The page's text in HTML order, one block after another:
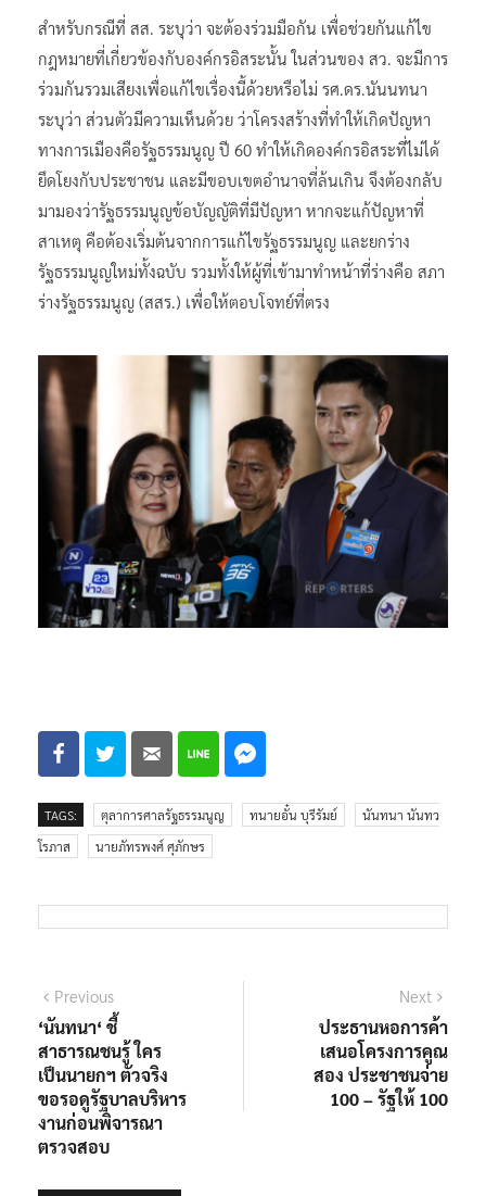
สำหรับกรณีที่ สส. ระบุว่า จะต้องร่วมมือกัน เพื่อช่วยกันแก้ไข
กฎหมายที่เกี่ยวข้องกับองค์กรอิสระนั้น ในส่วนของ สว. จะมีการ
ร่วมกันรวมเสียงเพื่อแก้ไขเรื่องนี้ด้วยหรือไม่ รศ.ดร.นันนทนา
ระบุว่า ส่วนตัวมีความเห็นด้วย ว่าโครงสร้างที่ทำให้เกิดปัญหา
ทางการเมืองคือรัฐธรรมนูญ ปี 60 ทำให้เกิดองค์กรอิสระที่ไม่ได้
ยึดโยงกับประชาชน และมีขอบเขตอำนาจที่ล้นเกิน จึงต้องกลับ
มามองว่ารัฐธรรมนูญข้อบัญญัติที่มีปัญหา หากจะแก้ปัญหาที่
สาเหตุ คือต้องเริ่มต้นจากการแก้ไขรัฐธรรมนูญ และยกร่าง
รัฐธรรมนูญใหม่ทั้งฉบับ รวมทั้งให้ผู้ที่เข้ามาทำหน้าที่ร่างคือ สภา
ร่างรัฐธรรมนูญ (สสร.) เพื่อให้ตอบโจทย์ที่ตรง
TAGS: ตุลาการศาลรัฐธรรมนูญ ทนายอั๋น บุรีรัมย์
นันทนา นันทว
โรภาส
นายภัทรพงศ์ ศุภักษร
แนะแนว
เรื่อง
PreviousPrevious
post:
‘นันทนา‘ ชี้
สาธารณชนรู้ ใคร
เป็นนายกฯ ตัวจริง
ขอรอดูรัฐบาลบริหาร
งานก่อนพิจารณา
ตรวจสอบ
Next
post:
ประธานหอการค้า
เสนอโครงการคูณ
สอง ประชาชนจ่าย
100 – รัฐให้ 100